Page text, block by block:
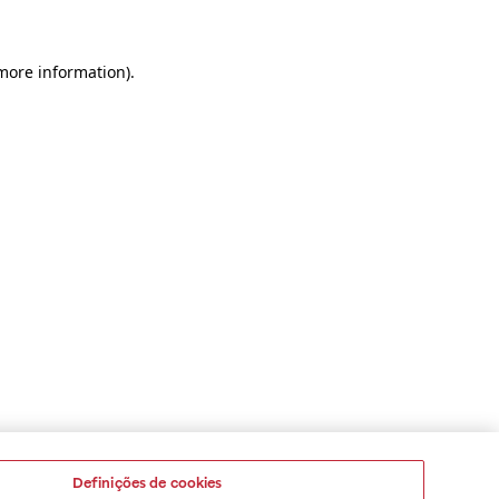
information).
Definições de cookies